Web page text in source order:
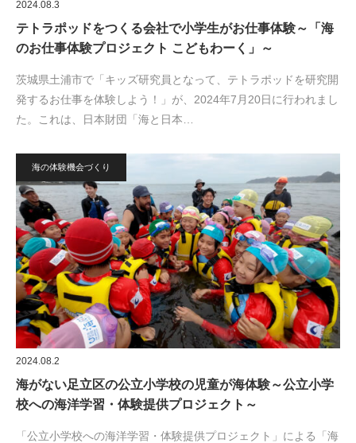
2024.08.3
テトラポッドをつくる会社で小学生がお仕事体験～「海
のお仕事体験プロジェクト こどもわーく」～
茨城県土浦市で「キッズ研究員となって、テトラポッドを研究開
発するお仕事を体験しよう！」が、2024年7月20日に行われまし
た。これは、日本財団「海と日本…
海の体験機会づくり
2024.08.2
海がない足立区の公立小学校の児童が海体験～公立小学
校への海洋学習・体験提供プロジェクト～
「公立小学校への海洋学習・体験提供プロジェクト」による「海